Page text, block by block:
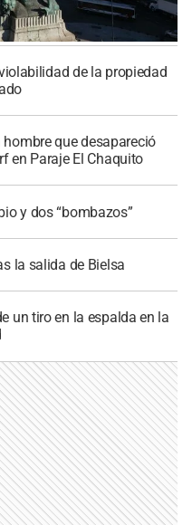
de la propiedad
que desapareció
en Paraje El Chaquito
y dos “bombazos”
la salida de Bielsa
un tiro en la espalda en la